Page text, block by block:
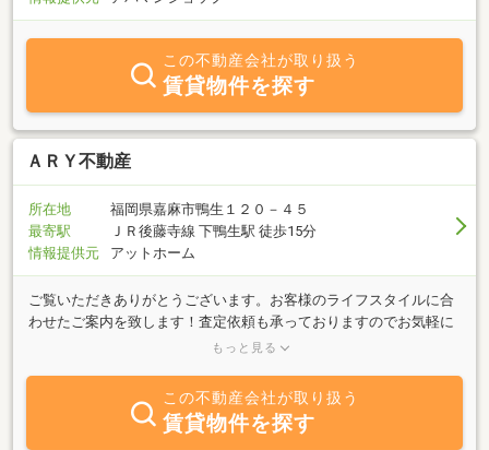
この不動産会社が取り扱う
賃貸物件を探す
ＡＲＹ不動産
所在地
福岡県嘉麻市鴨生１２０－４５
最寄駅
ＪＲ後藤寺線 下鴨生駅 徒歩15分
情報提供元
アットホーム
ご覧いただきありがとうございます。お客様のライフスタイルに合
わせたご案内を致します！査定依頼も承っておりますのでお気軽に
お問い合わせ下さい。新鮮・豊富な情報が自慢の当店へのご来店を
もっと見る
この不動産会社が取り扱う
賃貸物件を探す